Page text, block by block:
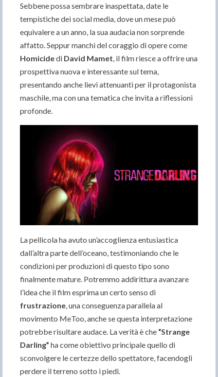
Sebbene possa sembrare inaspettata, date le
tempistiche dei social media, dove un mese può
equivalere a un anno, la sua audacia non sorprende
affatto. Seppur manchi del coraggio di opere come
Homicidedi David Mamet , il film riesce a offrire una
prospettiva nuova e interessante sul tema,
presentando anche lievi attenuanti per il protagonista
maschile, ma con una tematica che invita a riflessioni
profonde.
La pellicola ha avuto un’accoglienza entusiastica
dall’altra parte dell’oceano, testimoniando che le
condizioni per produzioni di questo tipo sono
finalmente mature. Potremmo addirittura avanzare
l’idea che il film esprima un certo senso di
frustrazione , una conseguenza parallela al
movimento MeToo, anche se questa interpretazione
potrebbe risultare audace. La verità è che “Strange
Darling” ha come obiettivo principale quello di
sconvolgere le certezze dello spettatore, facendogli
perdere il terreno sotto i piedi.